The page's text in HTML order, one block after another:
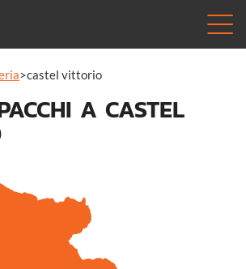
>castel vittorio
A CASTEL